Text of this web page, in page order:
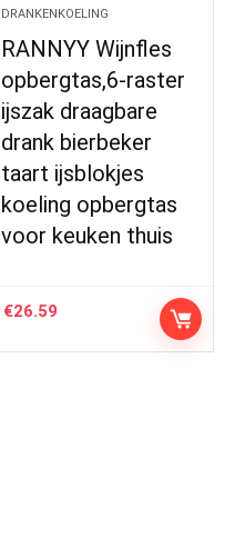
DRANKENKOELING
RANNYY Wijnfles
opbergtas,6-raster
ijszak draagbare
drank bierbeker
taart ijsblokjes
koeling opbergtas
voor keuken thuis
€26.59